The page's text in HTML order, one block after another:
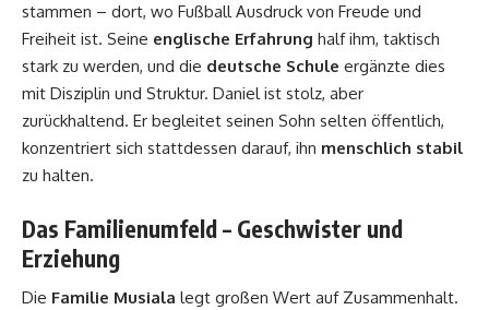
stammen – dort, wo Fußball Ausdruck von Freude und
Freiheit ist. Seine englische Erfahrung half ihm, taktisch
stark zu werden, und die deutsche Schule ergänzte dies
mit Disziplin und Struktur. Daniel ist stolz, aber
zurückhaltend. Er begleitet seinen Sohn selten öffentlich,
konzentriert sich stattdessen darauf, ihn menschlich stabil
zu halten.
Das Familienumfeld – Geschwister und
Erziehung
Die Familie Musiala legt großen Wert auf Zusammenhalt.